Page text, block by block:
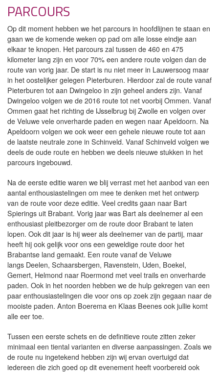
PARCOURS
Op dit moment hebben we het parcours in hoofdlijnen te staan en
gaan we de komende weken op pad om alle losse eindje aan
elkaar te knopen. Het parcours zal tussen de 460 en 475
kilometer lang zijn en voor 70% een andere route volgen dan de
route van vorig jaar. De start is nu niet meer in Lauwersoog maar
in het oostelijker gelegen Pieterburen. Hierdoor zal de route vanaf
Pieterburen tot aan Dwingeloo in zijn geheel anders zijn. Vanaf
Dwingeloo volgen we de 2016 route tot net voorbij Ommen. Vanaf
Ommen gaat het richting de IJsselbrug bij Zwolle en volgen over
de Veluwe vele onverharde paden en wegen naar Apeldoorn. Na
Apeldoorn volgen we ook weer een gehele nieuwe route tot aan
de laatste neutrale zone in Schinveld. Vanaf Schinveld volgen we
deels de oude route en hebben we deels nieuwe stukken in het
parcours ingebouwd.
Na de eerste editie waren we blij verrast met het aanbod van een
aantal enthousiastelingen om mee te denken met het ontwerp
van de route voor deze editie. Veel credits gaan naar Bart
Spierings uit Brabant. Vorig jaar was Bart als deelnemer al een
enthousiast pleitbezorger om de route door Brabant te laten
lopen. Ook dit jaar is hij weer als deelnemer van de partij, maar
heeft hij ook gelijk voor ons een geweldige route door het
Brabantse land gemaakt. Een route vanaf de Veluwe
langs Deelen, Schaarsbergen, Ravenstein, Uden, Boekel,
Gemert, Helmond naar Roermond met veel trails en onverharde
paden. Ook in het noorden hebben we de hulp gekregen van een
paar enthousiastelingen die voor ons op zoek zijn gegaan naar de
mooiste paden. Anton Boerema en Klaas Beenes ook jullie komt
alle eer toe.
Tussen een eerste schets en de definitieve route zitten zeker
minimaal een tiental varianten en diverse aanpassingen. Zoals we
de route nu ingetekend hebben zijn wij ervan overtuigd dat
iedereen die zich goed op dit evenement heeft voorbereid ook